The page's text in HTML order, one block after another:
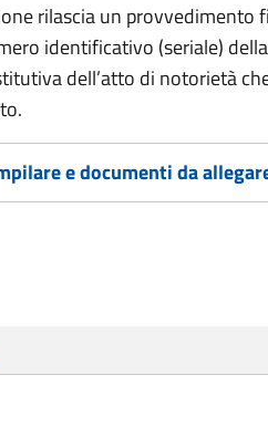
rilascia un
identificativo (seriale)
dell’atto di notorietà
e documenti da